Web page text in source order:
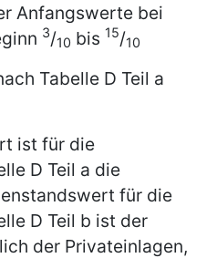
Anfangswerte bei
3/10 bis 15/10
Tabelle D Teil a
ist für die
D Teil a die
für die
D Teil b ist der
der Privateinlagen,